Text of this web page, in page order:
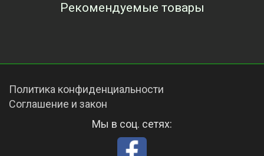
Рекомендуемые товары
Политика конфиденциальности
Соглашение и закон
Мы в соц. сетях: